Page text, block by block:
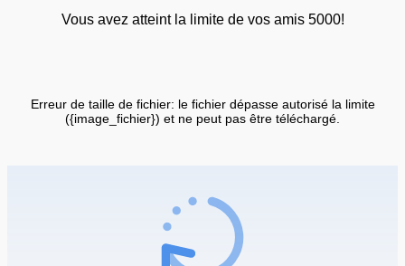
Vous avez atteint la limite de vos amis 5000!
Erreur de taille de fichier: le fichier dépasse autorisé la limite
({image_fichier}) et ne peut pas être téléchargé.